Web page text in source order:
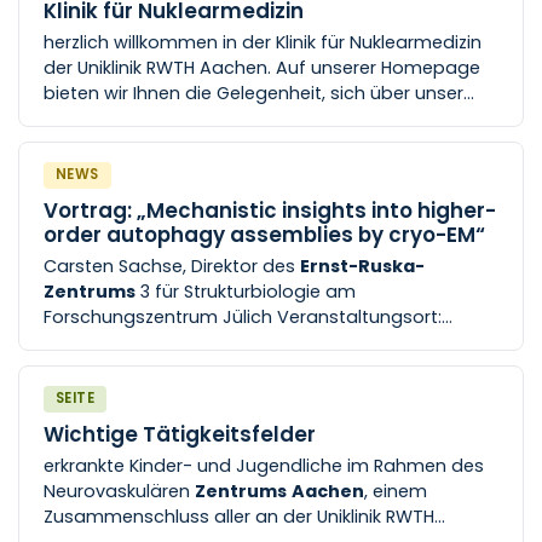
Klinik für Nuklearmedizin
herzlich willkommen in der Klinik für Nuklearmedizin
der Uniklinik RWTH Aachen. Auf unserer Homepage
bieten wir Ihnen die Gelegenheit, sich über unser
Forschungsschwerpunkte zu informieren. Neben
den verschiedenen nuklearmedizinischen
Diagnosemöglichkeiten wie den PET, CT oder SPECT
Untersuchungen, wollen wir Ihnen auch einen
Überblick der Therapiemöglichkeiten der Klinik für
Nuklearmedizin geben.
NEWS
Vortrag: „Mechanistic insights into higher-
order autophagy assemblies by cryo-EM“
Carsten Sachse, Direktor des Ernst-Ruska-
Zentrums 3 für Strukturbiologie am
Forschungszentrum Jülich Veranstaltungsort:
AachenPauwelsstraße 30 Ebene 6
SEITE
Wichtige Tätigkeitsfelder
erkrankte Kinder- und Jugendliche im Rahmen des
Neurovaskulären Zentrums Aachen, einem
Zusammenschluss aller an der Uniklinik RWTH